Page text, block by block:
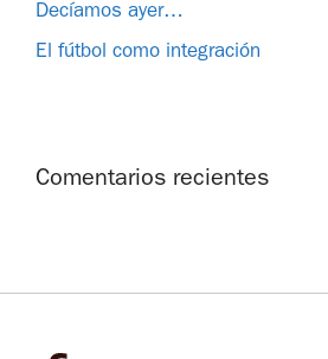
Decíamos ayer…
El fútbol como integración
Comentarios recientes